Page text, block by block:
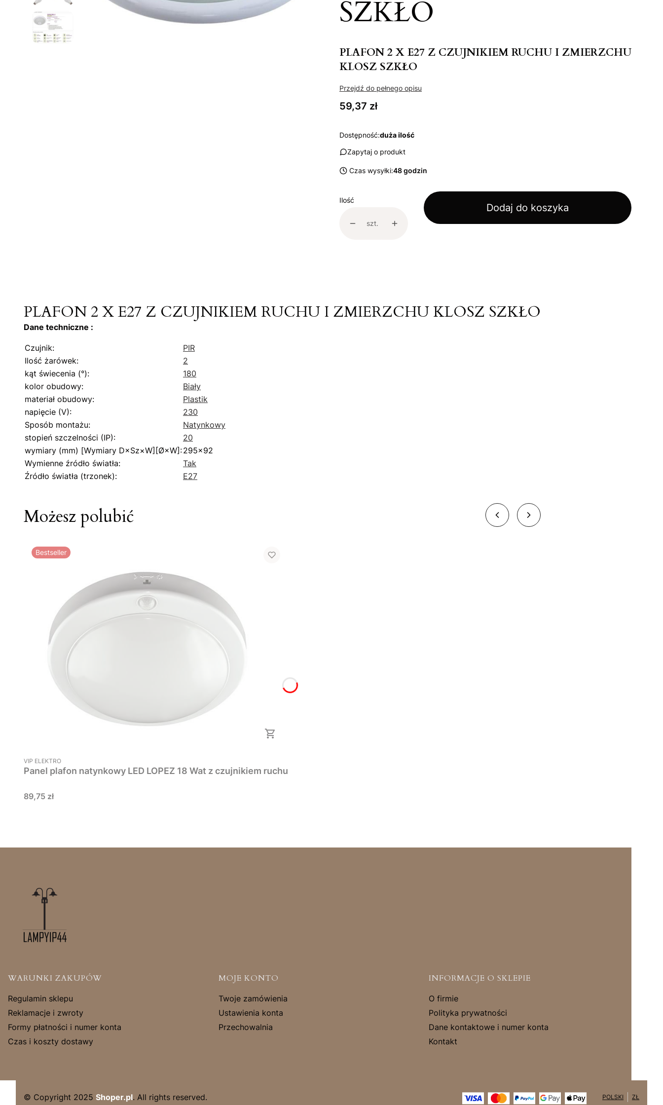
SZKŁO
PLAFON 2 X E27 Z CZUJNIKIEM RUCHU I ZMIERZCHU
KLOSZ SZKŁO
Przejdź do pełnego opisu
Cena
59,37 zł
Dostępność:duża ilość
Zapytaj o produkt
Czas wysyłki:48 godzin
Ilość
szt.
Dodaj do koszyka
PLAFON 2 X E27 Z CZUJNIKIEM RUCHU I ZMIERZCHU KLOSZ SZKŁO
Dane techniczne :
Czujnik:
PIR
Ilość żarówek:
2
kąt świecenia (°):
180
kolor obudowy:
Biały
materiał obudowy:
Plastik
napięcie (V):
230
Sposób montażu:
Natynkowy
stopień szczelności (IP):
20
wymiary (mm) [Wymiary D×Sz×W][Ø×W]:295x92
Wymienne źródło światła:
Tak
Źródło światła (trzonek):
E27
Możesz polubić
Bestseller
PRODUCENT
VIP ELEKTRO
Panel plafon natynkowy LED LOPEZ 18 Wat z czujnikiem ruchu
Cena
89,75 zł
Linki w stopce
WARUNKI ZAKUPÓW
Regulamin sklepu
Reklamacje i zwroty
Formy płatności i numer konta
Czas i koszty dostawy
MOJE KONTO
Twoje zamówienia
Ustawienia konta
Przechowalnia
INFORMACJE O SKLEPIE
O firmie
Polityka prywatności
Dane kontaktowe i numer konta
Kontakt
© Copyright 2025 Shoper.pl. All rights reserved. POLSKI ZŁ